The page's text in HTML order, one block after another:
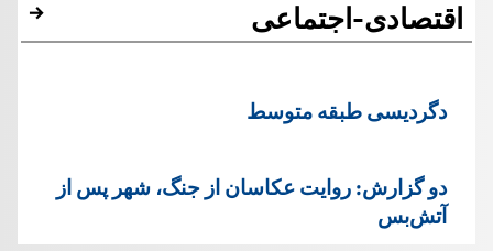
اقتصادی-اجتماعی
دگردیسی طبقه متوسط
دو گزارش: روایت عکاسان از جنگ، شهر پس از
آتش‌بس